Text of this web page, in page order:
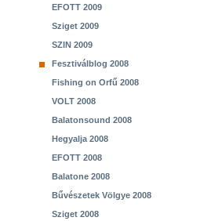
EFOTT 2009
Sziget 2009
SZIN 2009
Fesztiválblog 2008
Fishing on Orfű 2008
VOLT 2008
Balatonsound 2008
Hegyalja 2008
EFOTT 2008
Balatone 2008
Bűvészetek Völgye 2008
Sziget 2008